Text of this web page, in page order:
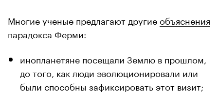
Многие ученые предлагают другие объяснения
парадокса Ферми:
инопланетяне посещали Землю в прошлом,
до того, как люди эволюционировали или
были способны зафиксировать этот визит;